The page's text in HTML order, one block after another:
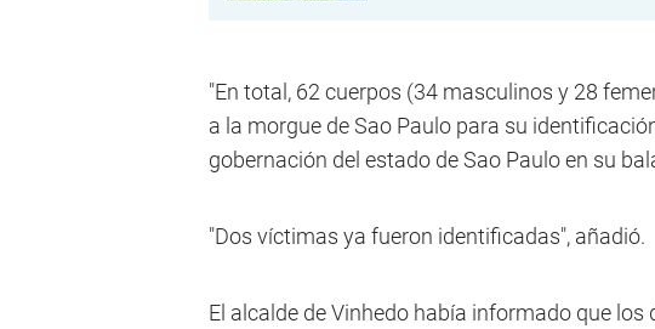
"En total, 62 cuerpos (34 masculinos y 28
a la morgue de Sao Paulo para su
gobernación del estado de Sao Paulo en su
"Dos víctimas ya fueron identificadas", añadió.
El alcalde de Vinhedo había informado que